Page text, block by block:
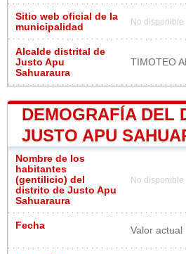
Sitio web oficial de la
municipalidad
No disponible
Alcalde distrital de
Justo Apu
Sahuaraura
TIMOTEO
DEMOGRAFÍA DEL
JUSTO APU
Nombre de los
habitantes
(gentilicio) del
distrito de Justo Apu
Sahuaraura
No disponible
Fecha Valor actual